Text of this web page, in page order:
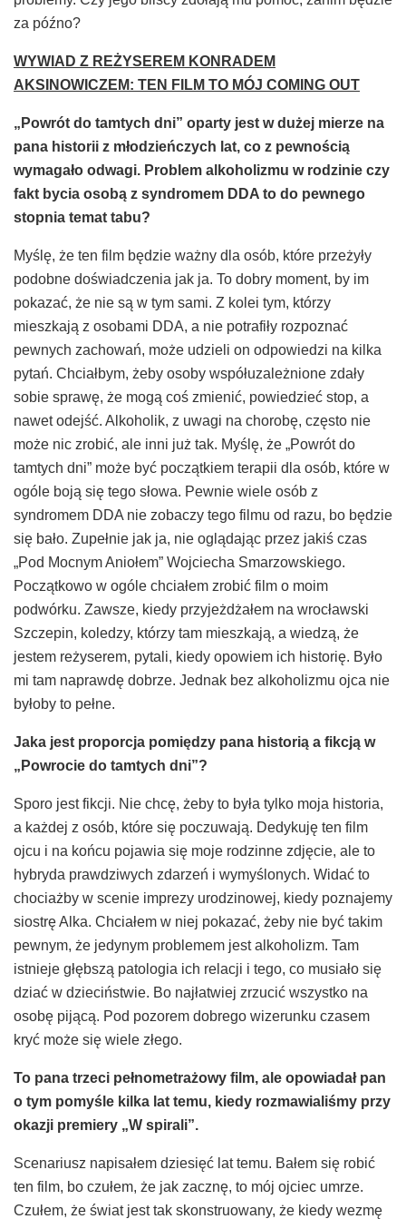
za późno?
WYWIAD Z REŻYSEREM KONRADEM
AKSINOWICZEM: TEN FILM TO MÓJ COMING OUT
„ Powrót do tamtych dni” oparty jest w dużej mierze na
pana historii z młodzieńczych lat, co z pewnością
wymagało odwagi. Problem alkoholizmu w rodzinie czy
fakt bycia osobą z syndromem DDA to do pewnego
stopnia temat tabu?
Myślę, że ten film będzie ważny dla osób, które przeżyły
podobne doświadczenia jak ja. To dobry moment, by im
pokazać, że nie są w tym sami. Z kolei tym, którzy
mieszkają z osobami DDA, a nie potrafiły rozpoznać
pewnych zachowań, może udzieli on odpowiedzi na kilka
pytań. Chciałbym, żeby osoby współuzależnione zdały
sobie sprawę, że mogą coś zmienić, powiedzieć stop, a
nawet odejść. Alkoholik, z uwagi na chorobę, często nie
może nic zrobić, ale inni już tak. Myślę, że „Powrót do
tamtych dni” może być początkiem terapii dla osób, które w
ogóle boją się tego słowa. Pewnie wiele osób z
syndromem DDA nie zobaczy tego filmu od razu, bo będzie
się bało. Zupełnie jak ja, nie oglądając przez jakiś czas
„Pod Mocnym Aniołem” Wojciecha Smarzowskiego.
Początkowo w ogóle chciałem zrobić film o moim
podwórku. Zawsze, kiedy przyjeżdżałem na wrocławski
Szczepin, koledzy, którzy tam mieszkają, a wiedzą, że
jestem reżyserem, pytali, kiedy opowiem ich historię. Było
mi tam naprawdę dobrze. Jednak bez alkoholizmu ojca nie
byłoby to pełne.
Jaka jest proporcja pomiędzy pana historią a fikcją w
„ Powrocie do tamtych dni”?
Sporo jest fikcji. Nie chcę, żeby to była tylko moja historia,
a każdej z osób, które się poczuwają. Dedykuję ten film
ojcu i na końcu pojawia się moje rodzinne zdjęcie, ale to
hybryda prawdziwych zdarzeń i wymyślonych. Widać to
chociażby w scenie imprezy urodzinowej, kiedy poznajemy
siostrę Alka. Chciałem w niej pokazać, żeby nie być takim
pewnym, że jedynym problemem jest alkoholizm. Tam
istnieje głębszą patologia ich relacji i tego, co musiało się
dziać w dzieciństwie. Bo najłatwiej zrzucić wszystko na
osobę pijącą. Pod pozorem dobrego wizerunku czasem
kryć może się wiele złego.
To pana trzeci pełnometrażowy film, ale opowiadałpan
o tym pomyś le kilka lat temu, kiedy rozmawialiśmy przy
okazji premiery „W spirali”.
Scenariusz napisałem dziesięć lat temu. Bałem się robić
ten film, bo czułem, że jak zacznę, to mój ojciec umrze.
Czułem, że świat jest tak skonstruowany, że kiedy wezmę